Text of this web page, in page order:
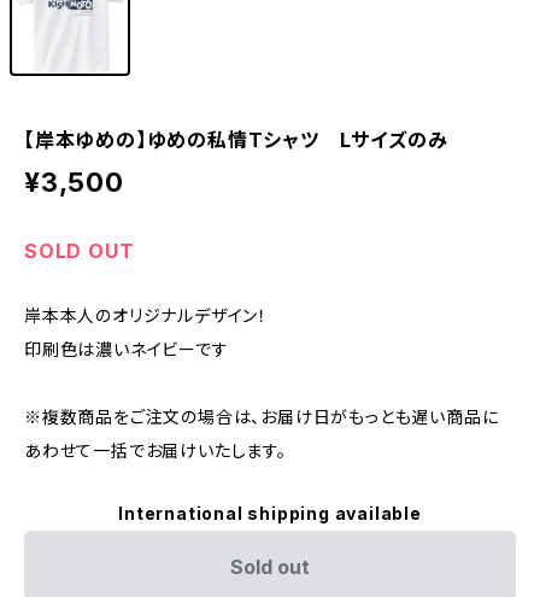
【岸本ゆめの】ゆめの私情Tシャツ Lサイズのみ
¥3,500
SOLD OUT
岸本本人のオリジナルデザイン！
印刷色は濃いネイビーです
※複数商品をご注文の場合は、お届け日がもっとも遅い商品に
あわせて一括でお届けいたします。
International shipping available
Sold out